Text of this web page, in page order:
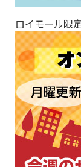
ロイモール限